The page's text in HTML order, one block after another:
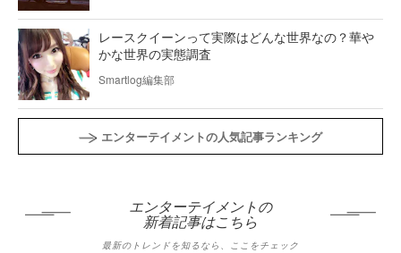
レースクイーンって実際はどんな世界なの？華や
かな世界の実態調査
Smartlog編集部
エンターテイメントの人気記事ランキング
エンターテイメントの
新着記事はこちら
最新のトレンドを知るなら、ここをチェック